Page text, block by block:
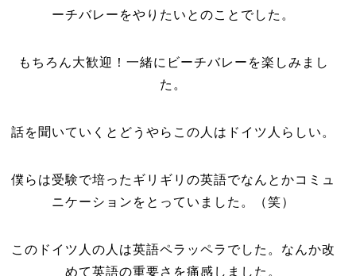
ーチバレーをやりたいとのことでした。
もちろん大歓迎！一緒にビーチバレーを楽しみまし
た。
話を聞いていくとどうやらこの人はドイツ人らしい。
僕らは受験で培ったギリギリの英語でなんとかコミュ
ニケーションをとっていました。（笑）
このドイツ人の人は英語ペラッペラでした。なんか改
めて英語の重要さを痛感しました。